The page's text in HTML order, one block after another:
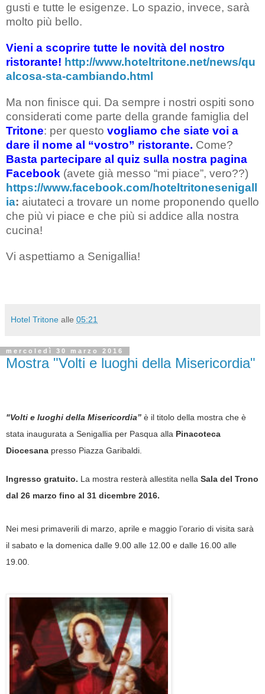
gusti e tutte le esigenze. Lo spazio, invece, sarà
molto più bello.
Vieni a scoprire tutte le novità del nostro
ristorante! http://www.hoteltritone.net/news/qu
alcosa-sta-cambiando.html
Ma non finisce qui. Da sempre i nostri ospiti sono
considerati come parte della grande famiglia del
Tritone: per questo vogliamo che siate voi a
dare il nome al “vostro” ristorante. Come?
Basta partecipare al quiz sulla nostra pagina
Facebook (avete già messo “mi piace”, vero??)
https://www.facebook.com/hoteltritonesenigall
ia: aiutateci a trovare un nome proponendo quello
che più vi piace e che più si addice alla nostra
cucina!
Vi aspettiamo a Senigallia!
Hotel Tritone alle 05:21
mercoledì 30 marzo 2016
Mostra "Volti e luoghi della Misericordia"
"Volti e luoghi della Misericordia” è il titolo della mostra che è
stata inaugurata a Senigallia per Pasqua alla Pinacoteca
Diocesana presso Piazza Garibaldi.
Ingresso gratuito. La mostra resterà allestita nella Sala del Trono
dal 26 marzo fino al 31 dicembre 2016.
Nei mesi primaverili di marzo, aprile e maggio l’orario di visita sarà
il sabato e la domenica dalle 9.00 alle 12.00 e dalle 16.00 alle
19.00.